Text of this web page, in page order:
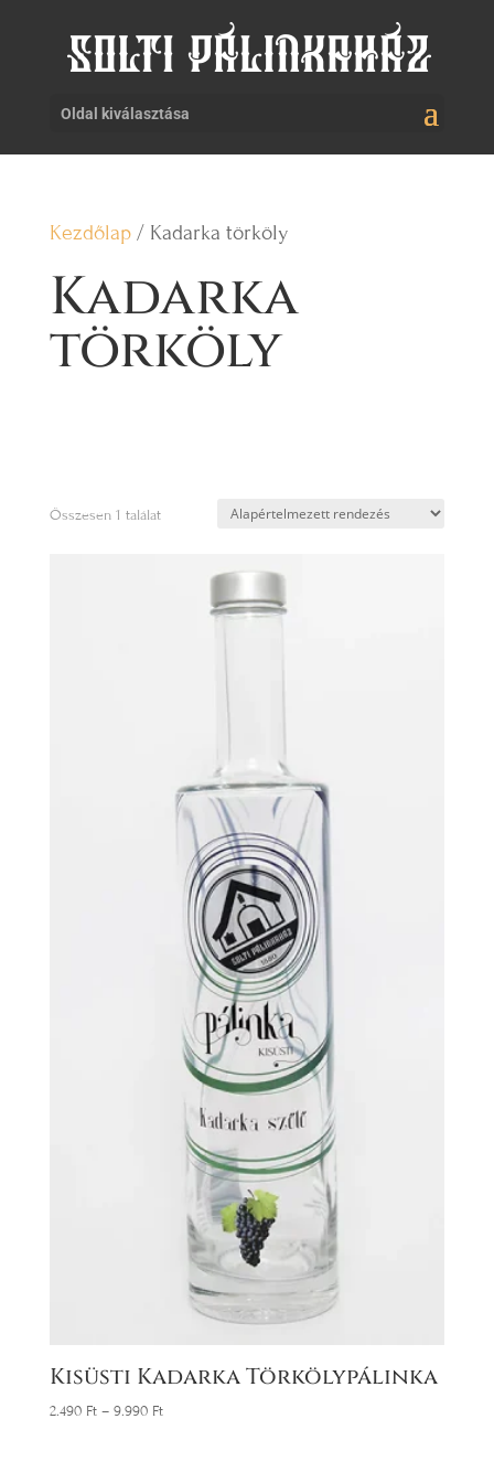
Oldal kiválasztása
Kezdőlap/ Kadarka törköly
Kadarka
törköly
Összesen 1 találat
Kisüsti Kadarka Törkölypálinka
2.490 Ft– 9.990 Ft